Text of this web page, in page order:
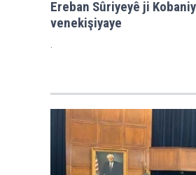
Ereban Sûriyeyê ji
venekişiyaye
.